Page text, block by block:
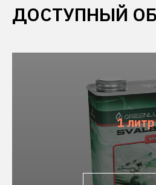
ДОСТУПНЫЙ
1 литр